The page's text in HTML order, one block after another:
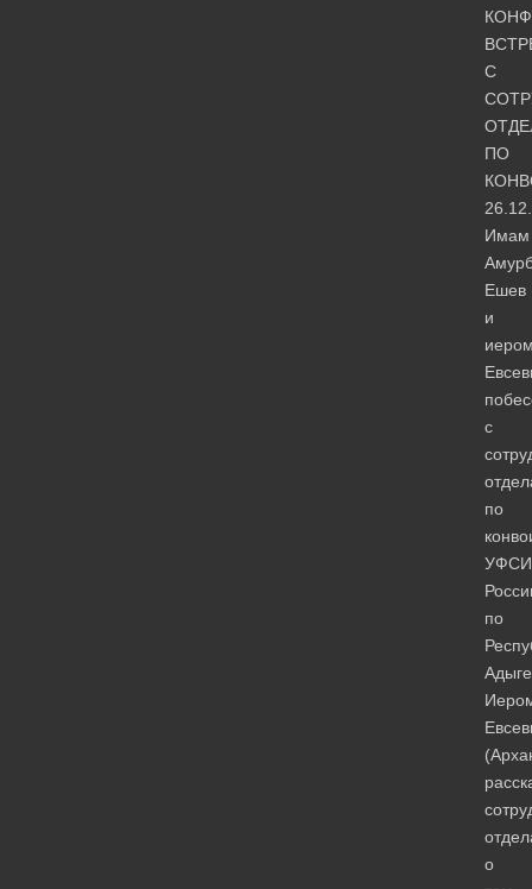
С
ПО
Имам
Ешев
и
с
по
по
о